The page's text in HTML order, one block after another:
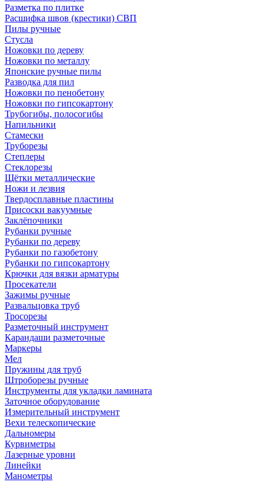
Разметка по плитке
Расшифка швов (крестики) СВП
Пилы ручные
Стусла
Ножовки по дереву
Ножовки по металлу
Японские ручные пилы
Разводка для пил
Ножовки по пенобетону
Ножовки по гипсокартону
Трубогибы, полосогибы
Напильники
Стамески
Труборезы
Степлеры
Стеклорезы
Щётки металлические
Ножи и лезвия
Твердосплавные пластины
Присоски вакуумные
Заклёпочники
Рубанки ручные
Рубанки по дереву
Рубанки по газобетону
Рубанки по гипсокартону
Крючки для вязки арматуры
Просекатели
Зажимы ручные
Развальцовка труб
Тросорезы
Разметочный инструмент
Карандаши разметочные
Маркеры
Мел
Пружины для труб
Штроборезы ручные
Инструменты для укладки ламината
Заточное оборудование
Измерительный инструмент
Вехи телескопические
Дальномеры
Курвиметры
Лазерные уровни
Линейки
Манометры